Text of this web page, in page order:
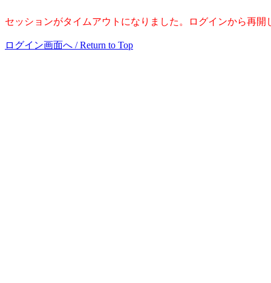
セッションがタイムアウトになりました。ログインから再開
ログイン画面へ / Return to Top